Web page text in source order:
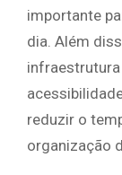
importante
dia. Além
reduzir o
organização